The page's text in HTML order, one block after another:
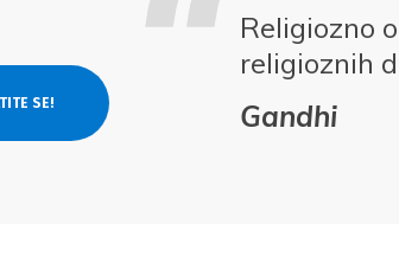
Religiozno
religioznih
Gandhi